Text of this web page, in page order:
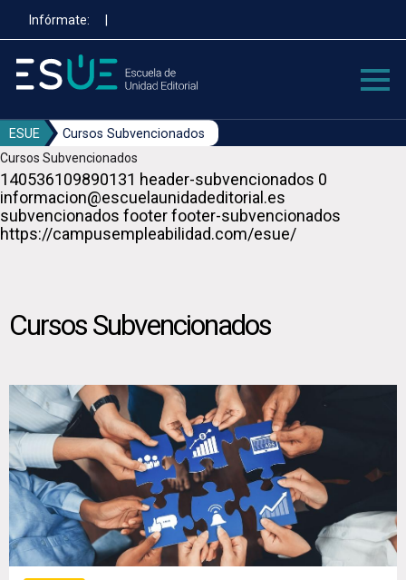
contenido
principal
Infórmate: |
ESUE Cursos Subvencionados
Cursos Subvencionados
140536109890131 header-subvencionados 0
informacion@escuelaunidadeditorial.es
subvencionados footer footer-subvencionados
https://campusempleabilidad.com/esue/
Cursos Subvencionados